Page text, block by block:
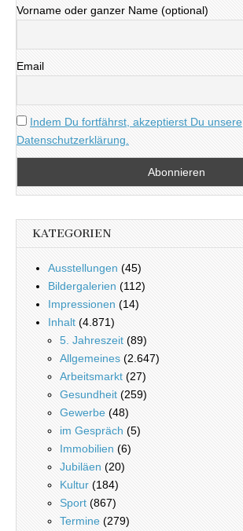
Vorname oder ganzer Name (optional)
Email
Indem Du fortfährst, akzeptierst Du unsere
Datenschutzerklärung.
KATEGORIEN
Ausstellungen (45)
Bildergalerien (112)
Impressionen (14)
Inhalt (4.871)
5. Jahreszeit (89)
Allgemeines (2.647)
Arbeitsmarkt (27)
Gesundheit (259)
Gewerbe (48)
im Gespräch (5)
Immobilien (6)
Jubiläen (20)
Kultur (184)
Sport (867)
Termine (279)